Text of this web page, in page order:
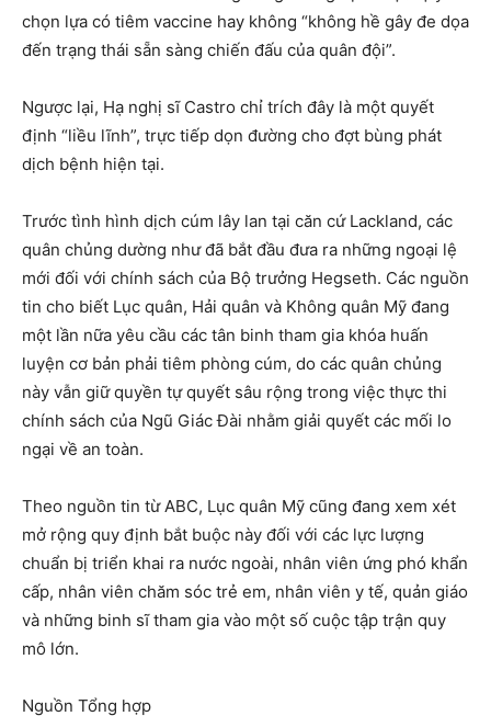
chọn lựa có tiêm vaccine hay không “không hề gây đe dọa
đến trạng thái sẵn sàng chiến đấu của quân đội”.
Ngược lại, Hạ nghị sĩ Castro chỉ trích đây là một quyết
định “liều lĩnh”, trực tiếp dọn đường cho đợt bùng phát
dịch bệnh hiện tại.
Trước tình hình dịch cúm lây lan tại căn cứ Lackland, các
quân chủng dường như đã bắt đầu đưa ra những ngoại lệ
mới đối với chính sách của Bộ trưởng Hegseth. Các nguồn
tin cho biết Lục quân, Hải quân và Không quân Mỹ đang
một lần nữa yêu cầu các tân binh tham gia khóa huấn
luyện cơ bản phải tiêm phòng cúm, do các quân chủng
này vẫn giữ quyền tự quyết sâu rộng trong việc thực thi
chính sách của Ngũ Giác Đài nhằm giải quyết các mối lo
ngại về an toàn.
Theo nguồn tin từ ABC, Lục quân Mỹ cũng đang xem xét
mở rộng quy định bắt buộc này đối với các lực lượng
chuẩn bị triển khai ra nước ngoài, nhân viên ứng phó khẩn
cấp, nhân viên chăm sóc trẻ em, nhân viên y tế, quản giáo
và những binh sĩ tham gia vào một số cuộc tập trận quy
mô lớn.
Nguồn Tổng hợp